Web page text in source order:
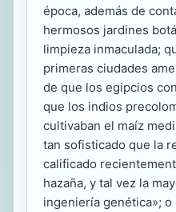
época, además de
hermosos jardines
limpieza inmaculada;
primeras ciudades
de que los egipcios
que los indios
cultivaban el maíz
tan sofisticado que la
calificado
hazaña, y tal vez la
ingeniería genética»;